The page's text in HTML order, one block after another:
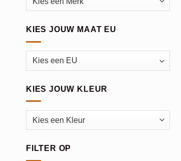
KIES JOUW MAAT EU
KIES JOUW KLEUR
FILTER OP